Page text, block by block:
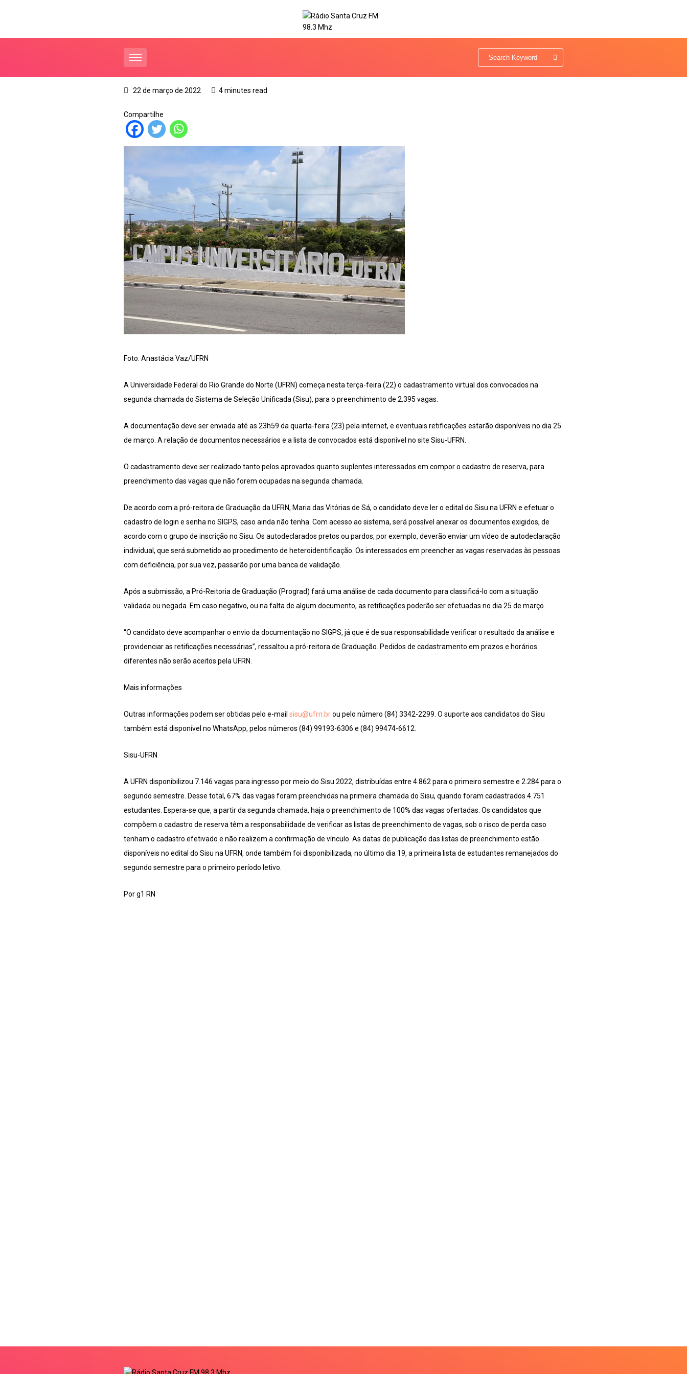
22 de março de 2022 4 minutes read
Compartilhe
Foto: Anastácia Vaz/UFRN
A Universidade Federal do Rio Grande do Norte (UFRN) começa nesta terça-feira (22) o cadastramento virtual dos convocados na
segunda chamada do Sistema de Seleção Unificada (Sisu), para o preenchimento de 2.395 vagas.
A documentação deve ser enviada até as 23h59 da quarta-feira (23) pela internet, e eventuais retificações estarão disponíveis no dia 25
de março. A relação de documentos necessários e a lista de convocados está disponível no site Sisu-UFRN.
O cadastramento deve ser realizado tanto pelos aprovados quanto suplentes interessados em compor o cadastro de reserva, para
preenchimento das vagas que não forem ocupadas na segunda chamada.
De acordo com a pró-reitora de Graduação da UFRN, Maria das Vitórias de Sá, o candidato deve ler o edital do Sisu na UFRN e efetuar o
cadastro de login e senha no SIGPS, caso ainda não tenha. Com acesso ao sistema, será possível anexar os documentos exigidos, de
acordo com o grupo de inscrição no Sisu. Os autodeclarados pretos ou pardos, por exemplo, deverão enviar um vídeo de autodeclaração
individual, que será submetido ao procedimento de heteroidentificação. Os interessados em preencher as vagas reservadas às pessoas
com deficiência, por sua vez, passarão por uma banca de validação.
Após a submissão, a Pró-Reitoria de Graduação (Prograd) fará uma análise de cada documento para classificá-lo com a situação
validada ou negada. Em caso negativo, ou na falta de algum documento, as retificações poderão ser efetuadas no dia 25 de março.
“O candidato deve acompanhar o envio da documentação no SIGPS, já que é de sua responsabilidade verificar o resultado da análise e
providenciar as retificações necessárias”, ressaltou a pró-reitora de Graduação. Pedidos de cadastramento em prazos e horários
diferentes não serão aceitos pela UFRN.
Mais informações
Outras informações podem ser obtidas pelo e-mail sisu@ufrn.brou pelo número (84) 3342-2299. O suporte aos candidatos do Sisu
também está disponível no WhatsApp, pelos números (84) 99193-6306 e (84) 99474-6612.
Sisu-UFRN
A UFRN disponibilizou 7.146 vagas para ingresso por meio do Sisu 2022, distribuídas entre 4.862 para o primeiro semestre e 2.284 para o
segundo semestre. Desse total, 67% das vagas foram preenchidas na primeira chamada do Sisu, quando foram cadastrados 4.751
estudantes. Espera-se que, a partir da segunda chamada, haja o preenchimento de 100% das vagas ofertadas. Os candidatos que
compõem o cadastro de reserva têm a responsabilidade de verificar as listas de preenchimento de vagas, sob o risco de perda caso
tenham o cadastro efetivado e não realizem a confirmação de vínculo. As datas de publicação das listas de preenchimento estão
disponíveis no edital do Sisu na UFRN, onde também foi disponibilizada, no último dia 19, a primeira lista de estudantes remanejados do
segundo semestre para o primeiro período letivo.
Por g1 RN